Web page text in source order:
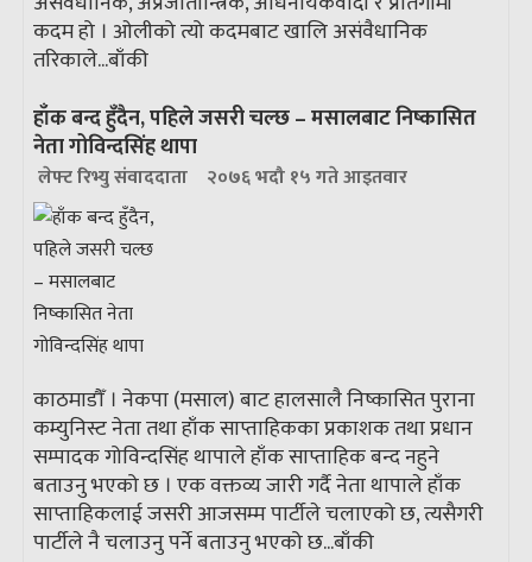
कदम हो । ओलीको त्यो कदमबाट खालि असंवैधानिक
तरिकाले...बाँकी
हाँक बन्द हुँदैन, पहिले जसरी चल्छ – मसालबाट निष्कासित
नेता गोविन्दसिंह थापा
लेफ्ट रिभ्यु संवाददाता २०७६ भदौ १५ गते आइतवार
काठमाडौँ । नेकपा (मसाल) बाट हालसालै निष्कासित पुराना
कम्युनिस्ट नेता तथा हाँक साप्ताहिकका प्रकाशक तथा प्रधान
सम्पादक गोविन्दसिंह थापाले हाँक साप्ताहिक बन्द नहुने
बताउनु भएको छ । एक वक्तव्य जारी गर्दै नेता थापाले हाँक
साप्ताहिकलाई जसरी आजसम्म पार्टीले चलाएको छ, त्यसैगरी
पार्टीले नै चलाउनु पर्ने बताउनु भएको छ...बाँकी